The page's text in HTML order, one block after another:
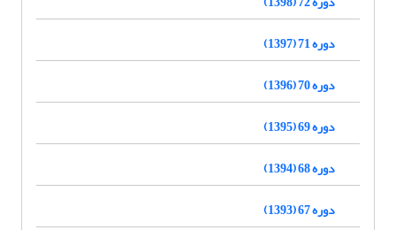
دوره 71 (1397)
دوره 70 (1396)
دوره 69 (1395)
دوره 68 (1394)
دوره 67 (1393)